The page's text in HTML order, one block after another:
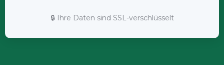
🔒 Ihre Daten sind SSL-verschlüsselt